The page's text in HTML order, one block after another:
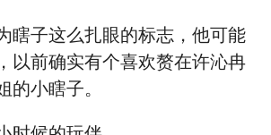
瞎子这么扎眼的标志，他可能
以前确实有个喜欢赘在许沁冉
的小瞎子。